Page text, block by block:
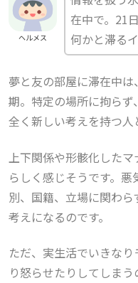
ヘルメス
在中で。21
何かと滞る
夢と友の部屋に滞在中
期。特定の場所に拘ら
全く新しい考えを持つ人
上下関係や形骸化した
らしく感じそうです。
別、国籍、立場に関わ
考えになるのです。
ただ、実生活でいきな
り怒らせたりしてしまう